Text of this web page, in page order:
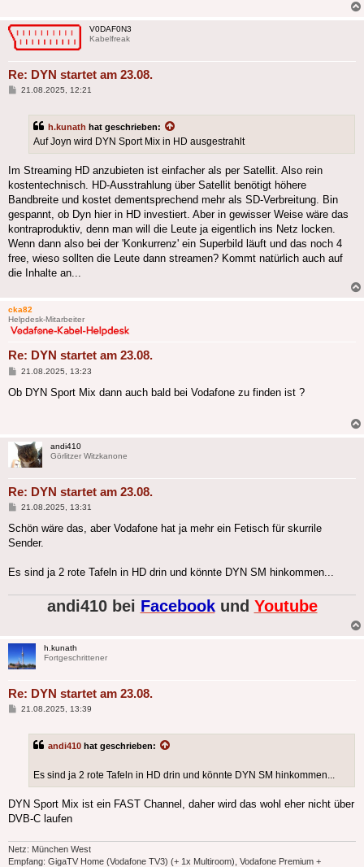
V0DAF0N3
Kabelfreak
Re: DYN startet am 23.08.
Beitrag
21.08.2025, 12:21
h.kunath hat geschrieben:
Auf Joyn wird DYN Sport Mix in HD ausgestrahlt
Im Streaming HD anzubieten ist einfacher als per Satellit. Also rein
kostentechnisch. HD-Ausstrahlung über Satellit benötigt höhere
Bandbreite und kostet dementsprechend mehr als SD-Verbreitung. Bin
gespannt, ob Dyn hier in HD investiert. Aber in gewisser Weise wäre das
kontraproduktiv, denn man will die Leute ja eigentlich ins Netz locken.
Wenn dann also bei der 'Konkurrenz' ein Superbild läuft und das noch 4
free, wieso sollten die Leute dann streamen? Kommt natürlich auch auf
die Inhalte an...
cka82
Helpdesk-Mitarbeiter
Re: DYN startet am 23.08.
Beitrag
21.08.2025, 13:23
Ob DYN Sport Mix dann auch bald bei Vodafone zu finden ist ?
andi410
Görlitzer Witzkanone
Re: DYN startet am 23.08.
Beitrag
21.08.2025, 13:31
Schön wäre das, aber Vodafone hat ja mehr ein Fetisch für skurrile
Sender.
Es sind ja 2 rote Tafeln in HD drin und könnte DYN SM hinkommen...
andi410 bei Facebookund Youtube
h.kunath
Fortgeschrittener
Re: DYN startet am 23.08.
Beitrag
21.08.2025, 13:39
andi410 hat geschrieben:
Es sind ja 2 rote Tafeln in HD drin und könnte DYN SM hinkommen...
DYN Sport Mix ist ein FAST Channel, daher wird das wohl eher nicht über
DVB-C laufen
Netz: München West
Empfang: GigaTV Home (Vodafone TV3) (+ 1x Multiroom), Vodafone Premium +